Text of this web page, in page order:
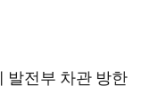
발전부 차관 방한